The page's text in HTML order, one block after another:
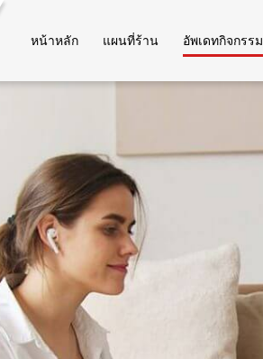
หน้าหลัก แผนที่ร้าน อัพเดทกิจกรรม